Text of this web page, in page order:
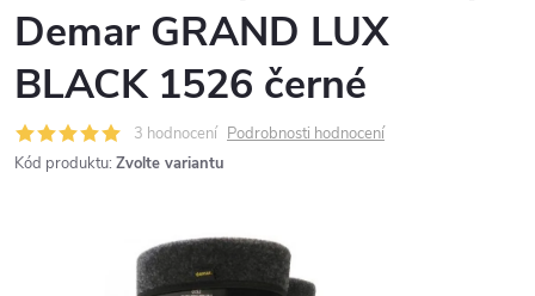
Demar GRAND LUX
BLACK 1526 černé
3 hodnocení Podrobnosti hodnocení
Kód produktu: Zvolte variantu